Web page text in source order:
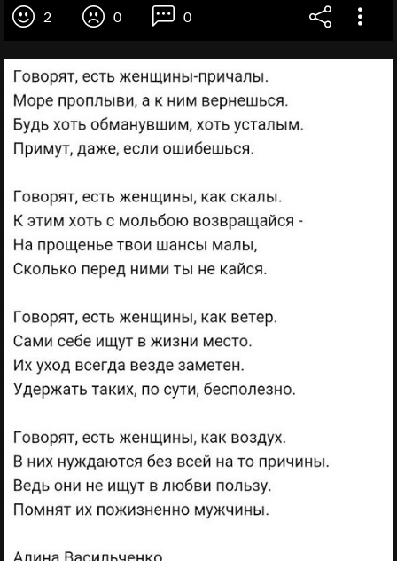
2 0 0